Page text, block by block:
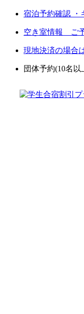
宿泊予約確認 ・
空き室情報 ご
現地決済の場合
団体予約(10名以